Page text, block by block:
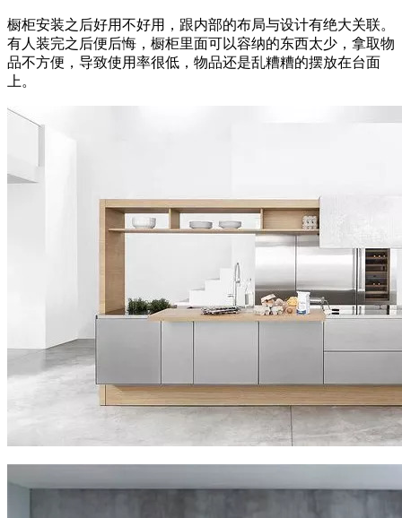
橱柜安装之后好用不好用，跟内部的布局与设计有绝大关联。
有人装完之后便后悔，橱柜里面可以容纳的东西太少，拿取物
品不方便，导致使用率很低，物品还是乱糟糟的摆放在台面
上。